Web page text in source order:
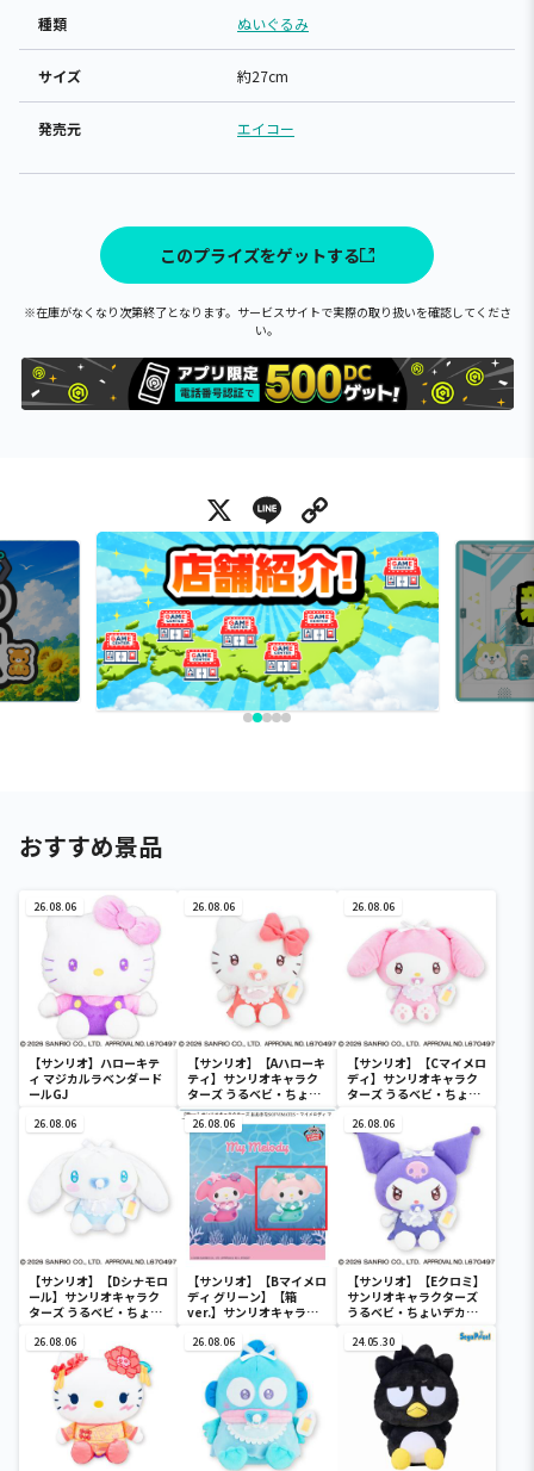
種類 ぬいぐるみ
サイズ 約27cm
発売元 エイコー
このプライズをゲットする
※在庫がなくなり次第終了となります。サービスサイトで実際の取り扱いを確認してくださ
い。
X Line
おすすめ景品
26.08.06
【サンリオ】ハローキテ
ィ マジカルラベンダード
ールGJ
26.08.06
【サンリオ】【Aハローキ
ティ】サンリオキャラク
ターズ うるベビ・ちょい
デカドール
26.08.06
【サンリオ】【Cマイメロ
ディ】サンリオキャラク
ターズ うるベビ・ちょい
26.08.06
【サンリオ】【Dシナモロ
ール】サンリオキャラク
ターズ うるベビ・ちょい
26.08.06
【サンリオ】【Bマイメロ
ディ グリーン】【箱
ver.】サンリオキャラク
SOFVIMATES～マイメロ
ディ マーメイドver. ～
26.08.06
【サンリオ】【Eクロミ】
サンリオキャラクターズ
うるベビ・ちょいデカド
26.08.06 26.08.06 24.05.30